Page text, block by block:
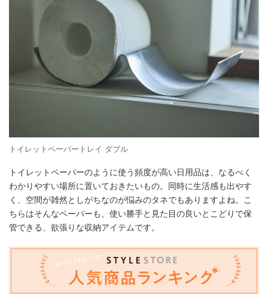
トイレットペーパートレイ ダブル
トイレットペーパーのように使う頻度が高い日用品は、なるべく
わかりやすい場所に置いておきたいもの。同時に生活感も出やす
く、空間が雑然としがちなのが悩みのタネでもありますよね。こ
ちらはそんなペーパーも、使い勝手と見た目の良いとこどりで保
管できる、欲張りな収納アイテムです。